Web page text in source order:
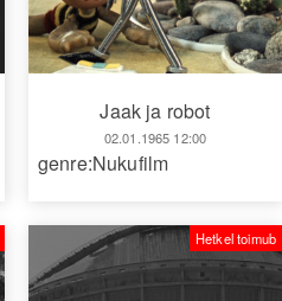
Jaak ja robot
02.01.1965 12:00
genre:Nukufilm
Hetkel toimub